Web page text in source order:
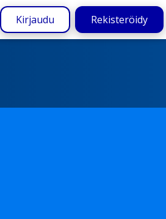
Kirjaudu Rekisteröidy